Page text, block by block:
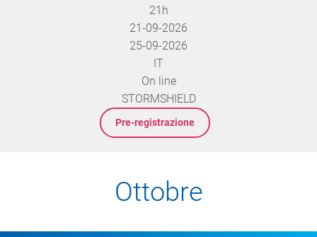
21h
21-09-2026
25-09-2026
IT
On line
STORMSHIELD
Pre-registrazione
Ottobre